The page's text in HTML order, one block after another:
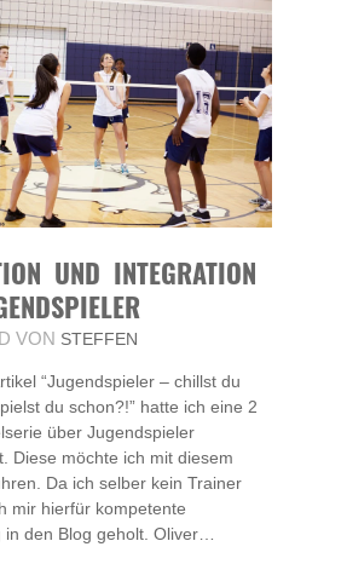
UND INTEGRATION
VON STEFFEN
“Jugendspieler – chillst du
du schon?!” hatte ich eine 2
über Jugendspieler
Diese möchte ich mit diesem
Da ich selber kein Trainer
mir hierfür kompetente
in den Blog geholt. Oliver…